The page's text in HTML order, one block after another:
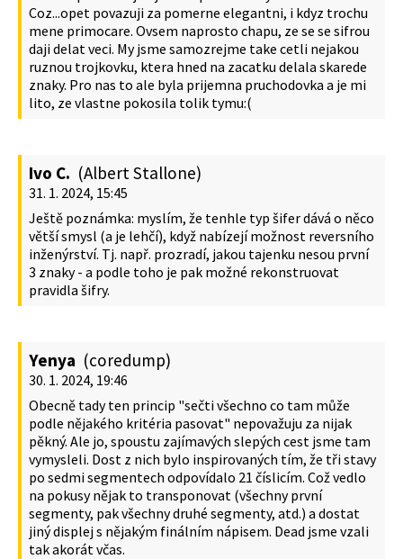
Coz...opet povazuji za pomerne elegantni, i kdyz trochu
mene primocare. Ovsem naprosto chapu, ze se se sifrou
daji delat veci. My jsme samozrejme take cetli nejakou
ruznou trojkovku, ktera hned na zacatku delala skarede
znaky. Pro nas to ale byla prijemna pruchodovka a je mi
lito, ze vlastne pokosila tolik tymu:(
Ivo C. (Albert Stallone)
31. 1. 2024, 15:45
Ještě poznámka: myslím, že tenhle typ šifer dává o něco
větší smysl (a je lehčí), když nabízejí možnost reversního
inženýrství. Tj. např. prozradí, jakou tajenku nesou první
3 znaky - a podle toho je pak možné rekonstruovat
pravidla šifry.
Yenya (coredump)
30. 1. 2024, 19:46
Obecně tady ten princip "sečti všechno co tam může
podle nějakého kritéria pasovat" nepovažuju za nijak
pěkný. Ale jo, spoustu zajímavých slepých cest jsme tam
vymysleli. Dost z nich bylo inspirovaných tím, že tři stavy
po sedmi segmentech odpovídalo 21 číslicím. Což vedlo
na pokusy nějak to transponovat (všechny první
segmenty, pak všechny druhé segmenty, atd.) a dostat
jiný displej s nějakým finálním nápisem. Dead jsme vzali
tak akorát včas.